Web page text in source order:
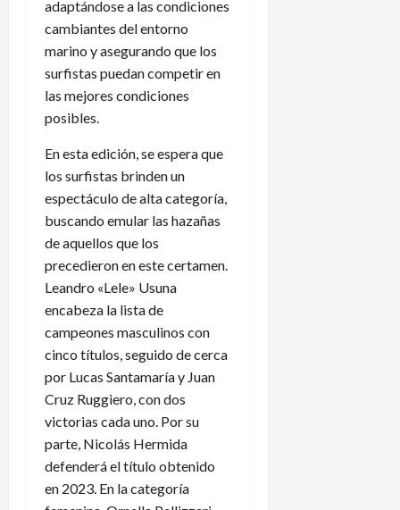
adaptándose a las condiciones
cambiantes del entorno
marino y asegurando que los
surfistas puedan competir en
las mejores condiciones
posibles.
En esta edición, se espera que
los surfistas brinden un
espectáculo de alta categoría,
buscando emular las hazañas
de aquellos que los
precedieron en este certamen.
Leandro «Lele» Usuna
encabeza la lista de
campeones masculinos con
cinco títulos, seguido de cerca
por Lucas Santamaría y Juan
Cruz Ruggiero, con dos
victorias cada uno. Por su
parte, Nicolás Hermida
defenderá el título obtenido
en 2023. En la categoría